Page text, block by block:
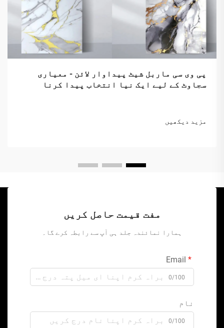
پی وی سی ماربل شیٹ پیداوار لائن - معیاری
سجاوٹ کے لیے ایک نیا انتخاب پیدا کرنا
مزید دیکھیں
مفت قیمت حاصل کریں
ہمارا نمائندہ جلد ہی آپ سے رابطہ کرے گا۔
0/100
نام
0/100